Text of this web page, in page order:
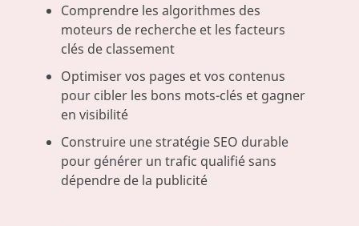
Comprendre les algorithmes des
moteurs de recherche et les facteurs
clés de classement
Optimiser vos pages et vos contenus
pour cibler les bons mots-clés et gagner
en visibilité
Construire une stratégie SEO durable
pour générer un trafic qualifié sans
dépendre de la publicité